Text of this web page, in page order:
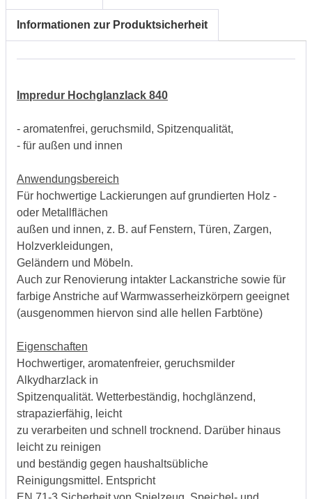
Informationen zur Produktsicherheit
Impredur Hochglanzlack 840
- aromatenfrei, geruchsmild, Spitzenqualität,
- für außen und innen
Anwendungsbereich
Für hochwertige Lackierungen auf grundierten Holz -
oder Metallflächen
außen und innen, z. B. auf Fenstern, Türen, Zargen,
Holzverkleidungen,
Geländern und Möbeln.
Auch zur Renovierung intakter Lackanstriche sowie für
farbige Anstriche auf Warmwasserheizkörpern geeignet
(ausgenommen hiervon sind alle hellen Farbtöne)
Eigenschaften
Hochwertiger, aromatenfreier, geruchsmilder
Alkydharzlack in
Spitzenqualität. Wetterbeständig, hochglänzend,
strapazierfähig, leicht
zu verarbeiten und schnell trocknend. Darüber hinaus
leicht zu reinigen
und beständig gegen haushaltsübliche
Reinigungsmittel. Entspricht